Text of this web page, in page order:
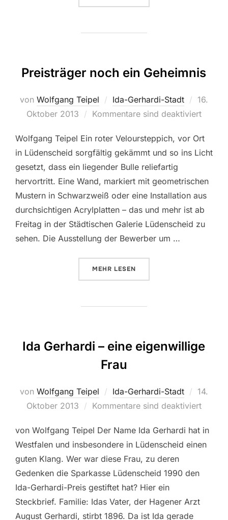
Preisträger noch ein Geheimnis
von Wolfgang Teipel Ida-Gerhardi-Stadt
am
16.
Oktober 2013
Kommentare sind deaktiviert
Wolfgang Teipel Ein roter Veloursteppich, vor Ort
in Lüdenscheid sorgfältig gekämmt und so ins Licht
gesetzt, dass ein liegender Bulle reliefartig
hervortritt. Eine Wand, markiert mit geometrischen
Mustern in Schwarzweiß oder eine Installation aus
durchsichtigen Acrylplatten – das und mehr ist ab
Freitag in der Städtischen Galerie Lüdenscheid zu
sehen. Die Ausstellung der Bewerber um …
MEHR ÜBER „PREISTRÄGER NOCH EIN
LESEN
Ida Gerhardi – eine eigenwillige
Frau
von Wolfgang Teipel Ida-Gerhardi-Stadt
am
14.
Oktober 2013
Kommentare sind deaktiviert
von Wolfgang Teipel Der Name Ida Gerhardi hat in
Westfalen und insbesondere in Lüdenscheid einen
guten Klang. Wer war diese Frau, zu deren
Gedenken die Sparkasse Lüdenscheid 1990 den
Ida-Gerhardi-Preis gestiftet hat? Hier ein
Steckbrief. Familie: Idas Vater, der Hagener Arzt
August Gerhardi, stirbt 1896. Da ist Ida gerade